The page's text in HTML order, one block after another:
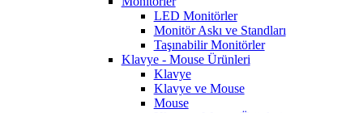
LED Monitörler
Monitör Askı ve Standları
Taşınabilir Monitörler
Klavye - Mouse Ürünleri
Klavye
Klavye ve Mouse
Mouse